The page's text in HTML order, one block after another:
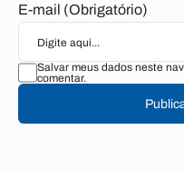
E-mail (Obrigatório)
Salvar meus dados neste
comentar.